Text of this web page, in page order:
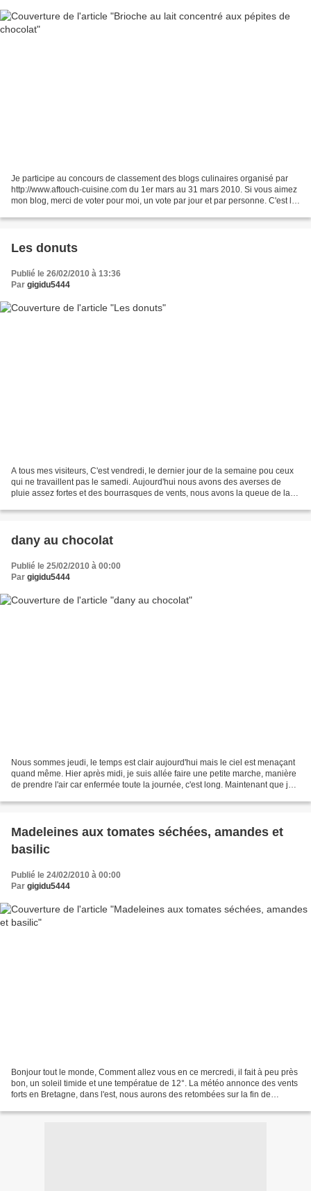
Je participe au concours de classement des blogs culinaires organisé par
http://www.aftouch-cuisine.com du 1er mars au 31 mars 2010. Si vous aimez
mon blog, merci de voter pour moi, un vote par jour et par personne. C'est le
Les donuts
Publié le 26/02/2010 à 13:36
Par gigidu5444
A tous mes visiteurs, C'est vendredi, le dernier jour de la semaine pou ceux
qui ne travaillent pas le samedi. Aujourd'hui nous avons des averses de
pluie assez fortes et des bourrasques de vents, nous avons la queue de la
dany au chocolat
Publié le 25/02/2010 à 00:00
Par gigidu5444
Nous sommes jeudi, le temps est clair aujourd'hui mais le ciel est menaçant
quand même. Hier après midi, je suis allée faire une petite marche, manière
de prendre l'air car enfermée toute la journée, c'est long. Maintenant que je
Madeleines aux tomates séchées, amandes et
basilic
Publié le 24/02/2010 à 00:00
Par gigidu5444
Bonjour tout le monde, Comment allez vous en ce mercredi, il fait à peu près
bon, un soleil timide et une températue de 12°. La météo annonce des vents
forts en Bretagne, dans l'est, nous aurons des retombées sur la fin de